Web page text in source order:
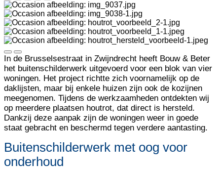
In de Brusselsestraat in Zwijndrecht heeft Bouw & Beter
het buitenschilderwerk uitgevoerd voor een blok van vier
woningen. Het project richtte zich voornamelijk op de
daklijsten, maar bij enkele huizen zijn ook de kozijnen
meegenomen. Tijdens de werkzaamheden ontdekten wij
op meerdere plaatsen houtrot, dat direct is hersteld.
Dankzij deze aanpak zijn de woningen weer in goede
staat gebracht en beschermd tegen verdere aantasting.
Buitenschilderwerk met oog voor
onderhoud